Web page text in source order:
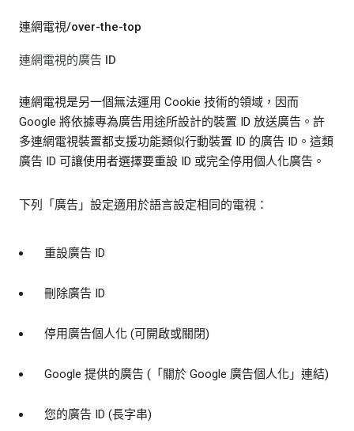
連網電視/over-the-top
連網電視的廣告 ID
連網電視是另一個無法運用 Cookie 技術的領域，因而
Google 將依據專為廣告用途所設計的裝置 ID 放送廣告。許
多連網電視裝置都支援功能類似行動裝置 ID 的廣告 ID。這類
廣告 ID 可讓使用者選擇要重設 ID 或完全停用個人化廣告。
下列「廣告」設定適用於語言設定相同的電視：
重設廣告 ID
刪除廣告 ID
停用廣告個人化 (可開啟或關閉)
Google 提供的廣告 (「關於 Google 廣告個人化」連結)
您的廣告 ID (長字串)